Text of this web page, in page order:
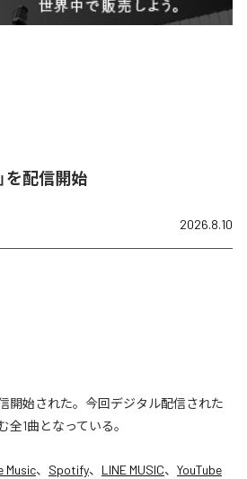
を配信開始
2026.8.10
開始された。今回デジタル配信された
全1曲となっている。
Music、 Spotify、 LINE MUSIC、 YouTube